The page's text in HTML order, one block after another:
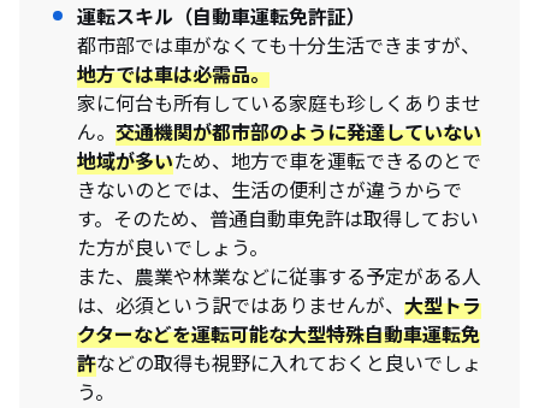
運転スキル（自動車運転免許証）
都市部では車がなくても十分生活できますが、
地方では車は必需品。
家に何台も所有している家庭も珍しくありませ
ん。 交通機関が都市部のように発達していない
地域が多いため、地方で車を運転できるのとで
きないのとでは、生活の便利さが違うからで
す。そのため、普通自動車免許は取得しておい
た方が良いでしょう。
また、農業や林業などに従事する予定がある人
は、必須という訳ではありませんが、 大型トラ
クターなどを運転可能な大型特殊自動車運転免
許などの取得も視野に入れておくと良いでしょ
う。